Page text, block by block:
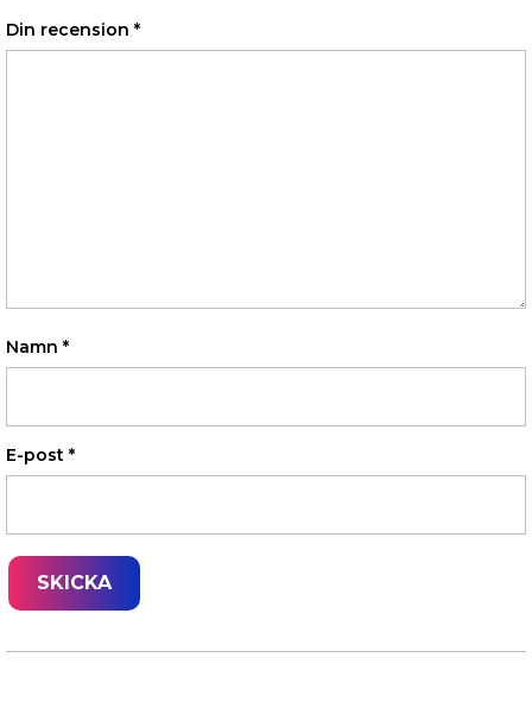
Din recension *
Namn *
E-post *